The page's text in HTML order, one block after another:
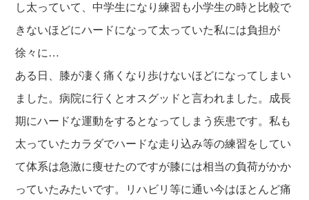
し太っていて、中学生になり練習も小学生の時と比較で
きないほどにハードになって太っていた私には負担が
徐々に…
ある日、膝が凄く痛くなり歩けないほどになってしまい
ました。病院に行くとオスグッドと言われました。成長
期にハードな運動をするとなってしまう疾患です。私も
太っていたカラダでハードな走り込み等の練習をしてい
て体系は急激に痩せたのですが膝には相当の負荷がかか
っていたみたいです。リハビリ等に通い今はほとんど痛